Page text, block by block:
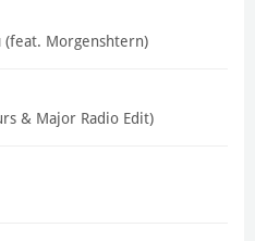
go)
benz)
(feat. Morgenshtern)
& Major Radio Edit)